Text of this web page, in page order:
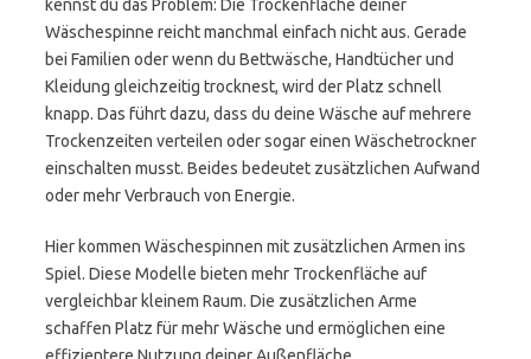
kennst du das Problem: Die Trockenfläche deiner
Wäschespinne reicht manchmal einfach nicht aus. Gerade
bei Familien oder wenn du Bettwäsche, Handtücher und
Kleidung gleichzeitig trocknest, wird der Platz schnell
knapp. Das führt dazu, dass du deine Wäsche auf mehrere
Trockenzeiten verteilen oder sogar einen Wäschetrockner
einschalten musst. Beides bedeutet zusätzlichen Aufwand
oder mehr Verbrauch von Energie.
Hier kommen Wäschespinnen mit zusätzlichen Armen ins
Spiel. Diese Modelle bieten mehr Trockenfläche auf
vergleichbar kleinem Raum. Die zusätzlichen Arme
schaffen Platz für mehr Wäsche und ermöglichen eine